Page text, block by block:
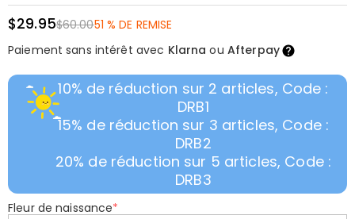
$29.95$60.0051 % DE REMISE
Paiement sans intérêt avec Klarna ou Afterpay
10% de réduction sur 2 articles, Code :
DRB1
15% de réduction sur 3 articles, Code :
DRB2
20% de réduction sur 5 articles, Code :
DRB3
Fleur de naissance*